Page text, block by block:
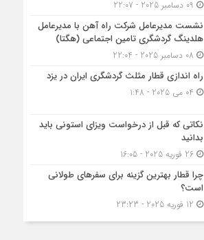
نشست مدیرعامل شرکت راه آهن با مدیرعامل
هلدینگ گردشگری تامین اجتماعی (هگتا)
راه اندازی قطار مثلث گردشگری ایران در یزد
نکاتی که قبل از درخواست ویزای استونی باید
بدانید
26 فوریه 2025 - 16:05
چرا قطار بهترین گزینه برای سفرهای طولانی
است؟